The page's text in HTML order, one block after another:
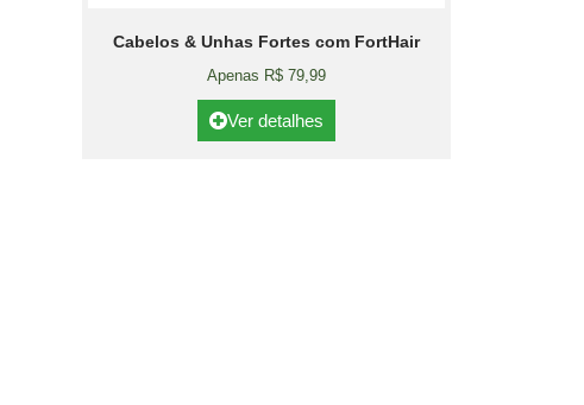
Cabelos & Unhas Fortes com FortHair
Apenas R$ 79,99
Ver detalhes